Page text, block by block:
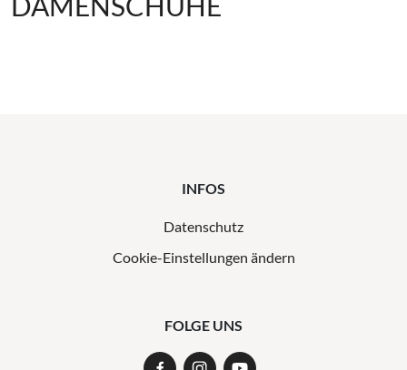
INFOS
Datenschutz
Cookie-Einstellungen ändern
FOLGE UNS